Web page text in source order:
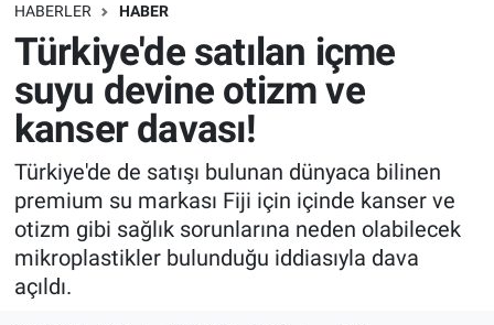
HABERLER HABER
Türkiye'de satılan içme
suyu devine otizm ve
kanser davası!
Türkiye'de de satışı bulunan dünyaca bilinen
premium su markası Fiji için içinde kanser ve
otizm gibi sağlık sorunlarına neden olabilecek
mikroplastikler bulunduğu iddiasıyla dava
açıldı.
Bilim turu
Bilim ve Teknoloji Evreni
Doğa Konuşuyor
Dünya
Ege Saati
Ege'den Esintiler
Dünya
Teknoloji
Sağlık
Spor
Yayın Akışı
İletişim
Trafik Durumu
Süper Lig Puan Durumu ve Fikstür
Tüm Manşetler
Son Dakika Haberleri
Haber Arşivi